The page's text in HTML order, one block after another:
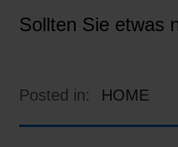
Sollten Sie etwas
Posted in: HOME